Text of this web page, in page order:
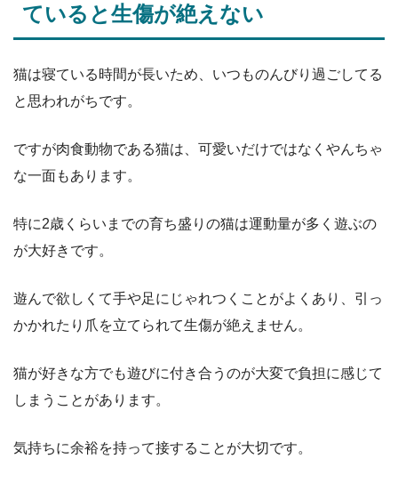
ていると生傷が絶えない
猫は寝ている時間が長いため、いつものんびり過ごしてる
と思われがちです。
ですが肉食動物である猫は、可愛いだけではなくやんちゃ
な一面もあります。
特に2歳くらいまでの育ち盛りの猫は運動量が多く遊ぶの
が大好きです。
遊んで欲しくて手や足にじゃれつくことがよくあり、引っ
かかれたり爪を立てられて生傷が絶えません。
猫が好きな方でも遊びに付き合うのが大変で負担に感じて
しまうことがあります。
気持ちに余裕を持って接することが大切です。